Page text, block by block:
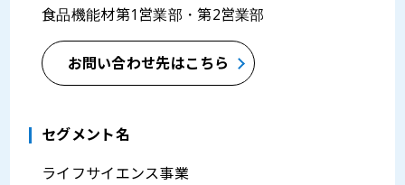
食品機能材第1営業部・第2営業部
お問い合わせ先はこちら
セグメント名
ライフサイエンス事業